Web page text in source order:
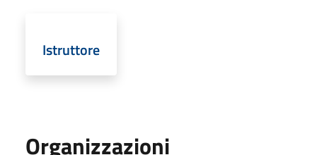
Istruttore
Organizzazioni